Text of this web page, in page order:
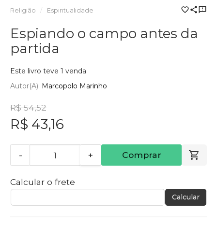
Religião Espiritualidade
Espiando o campo antes da
partida
Este livro teve 1 venda
Autor(a): Marcopolo Marinho
R$ 54,52
R$ 43,16
- + Comprar
Calcular o frete
Calcular